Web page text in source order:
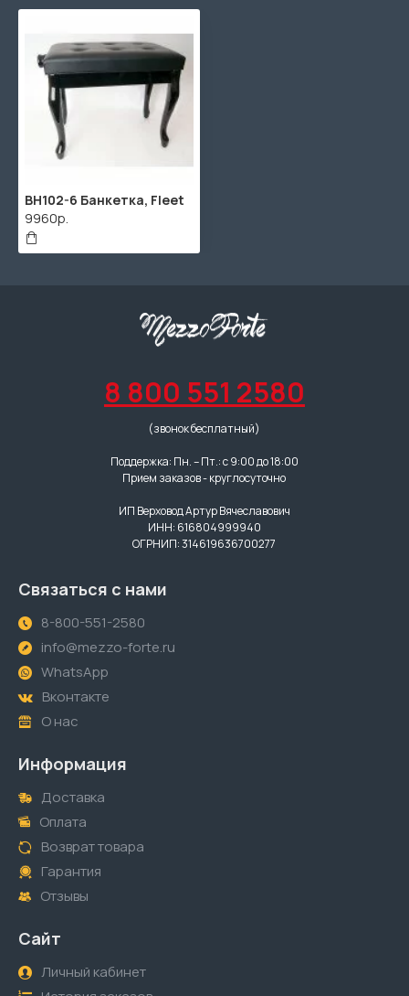
BH102-6 Банкетка, Fleet
9960р.
8 800 551 2580
(звонок бесплатный)
Поддержка: Пн. – Пт.: с 9:00 до 18:00
Прием заказов - круглосуточно
ИП Верховод Артур Вячеславович
ИНН: 616804999940
ОГРНИП: 314619636700277
Связаться с нами
8-800-551-2580
info@mezzo-forte.ru
WhatsApp
Вконтакте
О нас
Информация
Доставка
Оплата
Возврат товара
Гарантия
Отзывы
Сайт
Личный кабинет